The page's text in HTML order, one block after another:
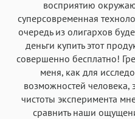
восприятию
суперсовременная
очередь из олигархов
деньги купить этот
совершенно бесплатно!
меня, как для
возможностей
чистоты эксперимента
сравнить наши